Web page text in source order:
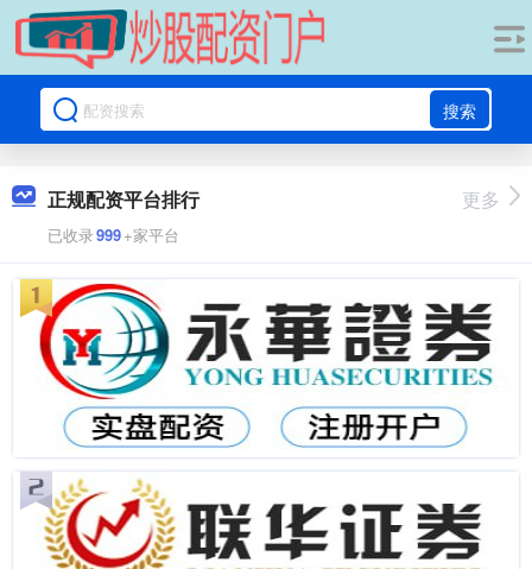
搜索
正规配资平台排行
已收录999+家平台
更多